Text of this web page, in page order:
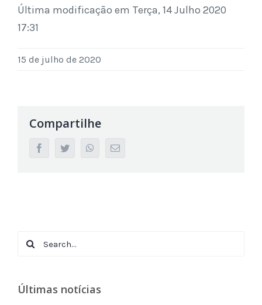
Última modificação em Terça, 14 Julho 2020
17:31
15 de julho de 2020
Compartilhe
facebooktwitter whatsappEmail
Search
Últimas notícias